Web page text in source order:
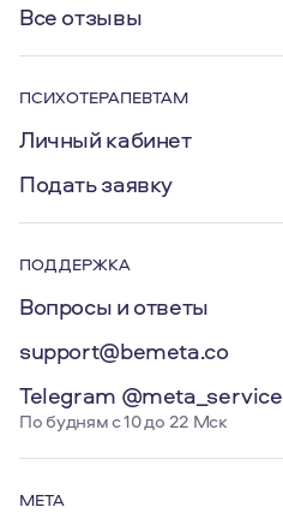
Все отзывы
ПСИХОТЕРАПЕВТАМ
Личный кабинет
Подать заявку
ПОДДЕРЖКА
Вопросы и ответы
support@bemeta.co
Telegram @meta_service
По будням с 10 до 22 Мск
МЕТА